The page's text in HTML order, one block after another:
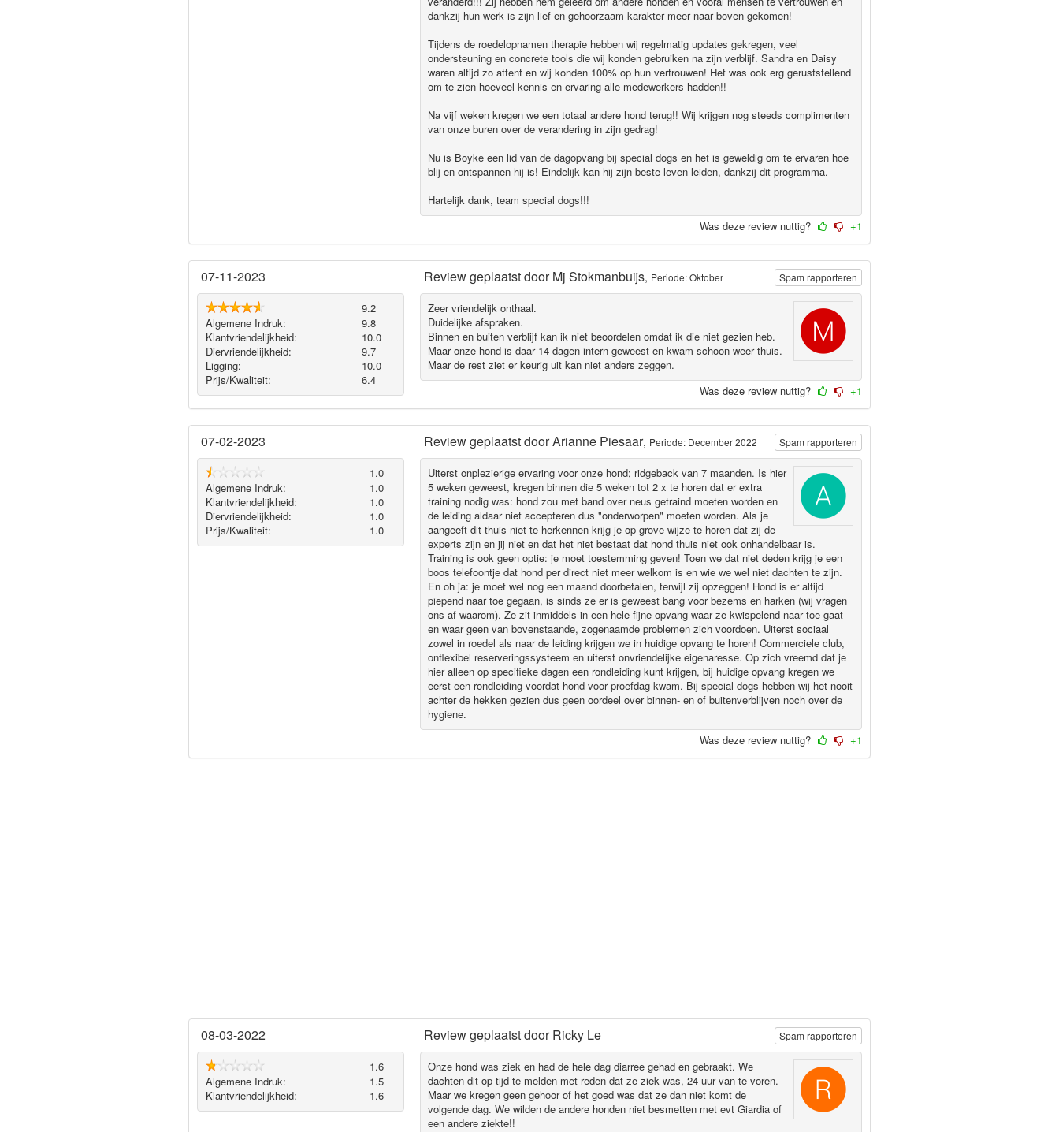
dankzij hun werk is zijn lief en gehoorzaam karakter meer naar boven gekomen!
Tijdens de roedelopnamen therapie hebben wij regelmatig updates gekregen, veel
ondersteuning en concrete tools die wij konden gebruiken na zijn verblijf. Sandra en Daisy
waren altijd zo attent en wij konden 100% op hun vertrouwen! Het was ook erg geruststellend
om te zien hoeveel kennis en ervaring alle medewerkers hadden!!
Na vijf weken kregen we een totaal andere hond terug!! Wij krijgen nog steeds complimenten
van onze buren over de verandering in zijn gedrag!
Nu is Boyke een lid van de dagopvang bij special dogs en het is geweldig om te ervaren hoe
blij en ontspannen hij is! Eindelijk kan hij zijn beste leven leiden, dankzij dit programma.
Hartelijk dank, team special dogs!!!
Was deze review nuttig? +1
07-11-2023
9.2
Algemene Indruk:
9.8
Klantvriendelijkheid:
10.0
Diervriendelijkheid:
9.7
Ligging:
10.0
Prijs/Kwaliteit:
6.4
Review geplaatst doorMj Stokmanbuijs, Periode: Oktober
Zeer vriendelijk onthaal.
Duidelijke afspraken.
Binnen en buiten verblijf kan ik niet beoordelen omdat ik die niet gezien heb.
Maar onze hond is daar 14 dagen intern geweest en kwam schoon weer thuis.
Maar de rest ziet er keurig uit kan niet anders zeggen.
Spam rapporteren
Was deze review nuttig? +1
07-02-2023
1.0
Algemene Indruk:
1.0
Klantvriendelijkheid:
1.0
Diervriendelijkheid:
1.0
Prijs/Kwaliteit:
1.0
Review geplaatst doorArianne Piesaar, Periode: December 2022
Uiterst onplezierige ervaring voor onze hond; ridgeback van 7 maanden. Is hier
5 weken geweest, kregen binnen die 5 weken tot 2 x te horen dat er extra
training nodig was: hond zou met band over neus getraind moeten worden en
de leiding aldaar niet accepteren dus "onderworpen" moeten worden. Als je
aangeeft dit thuis niet te herkennen krijg je op grove wijze te horen dat zij de
experts zijn en jij niet en dat het niet bestaat dat hond thuis niet ook onhandelbaar is.
Training is ook geen optie: je moet toestemming geven! Toen we dat niet deden krijg je een
boos telefoontje dat hond per direct niet meer welkom is en wie we wel niet dachten te zijn.
En oh ja: je moet wel nog een maand doorbetalen, terwijl zij opzeggen! Hond is er altijd
piepend naar toe gegaan, is sinds ze er is geweest bang voor bezems en harken (wij vragen
ons af waarom). Ze zit inmiddels in een hele fijne opvang waar ze kwispelend naar toe gaat
en waar geen van bovenstaande, zogenaamde problemen zich voordoen. Uiterst sociaal
zowel in roedel als naar de leiding krijgen we in huidige opvang te horen! Commerciele club,
onflexibel reserveringssysteem en uiterst onvriendelijke eigenaresse. Op zich vreemd dat je
hier alleen op specifieke dagen een rondleiding kunt krijgen, bij huidige opvang kregen we
eerst een rondleiding voordat hond voor proefdag kwam. Bij special dogs hebben wij het nooit
achter de hekken gezien dus geen oordeel over binnen- en of buitenverblijven noch over de
hygiene.
Spam rapporteren
Was deze review nuttig? +1
08-03-2022
1.6
Algemene Indruk:
1.5
Klantvriendelijkheid:
1.6
Review geplaatst doorRicky Le
Onze hond was ziek en had de hele dag diarree gehad en gebraakt. We
dachten dit op tijd te melden met reden dat ze ziek was, 24 uur van te voren.
Maar we kregen geen gehoor of het goed was dat ze dan niet komt de
volgende dag. We wilden de andere honden niet besmetten met evt Giardia of
een andere ziekte!!
Spam rapporteren